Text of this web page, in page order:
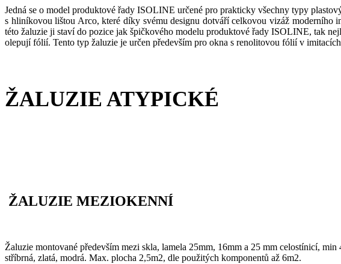
Jedná se o model produktové řady ISOLINE určené pro prakticky všechny typy
s hliníkovou lištou Arco, které díky svému designu dotváří celkovou vizáž
této žaluzie ji staví do pozice jak špičkového modelu produktové řady ISOLINE, tak
olepují fólií. Tento typ žaluzie je určen především pro okna s renolitovou fólií v
ŽALUZIE ATYPICKÉ
ŽALUZIE MEZIOKENNÍ
Žaluzie montované především mezi skla, lamela 25mm, 16mm a 25 mm celostínicí,
stříbrná, zlatá, modrá. Max. plocha 2,5m2, dle použitých komponentů až 6m2.